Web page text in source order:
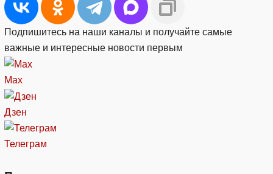
Подпишитесь на наши каналы и получайте самые
важные и интересные новости первым
Max
Дзен
Телеграм